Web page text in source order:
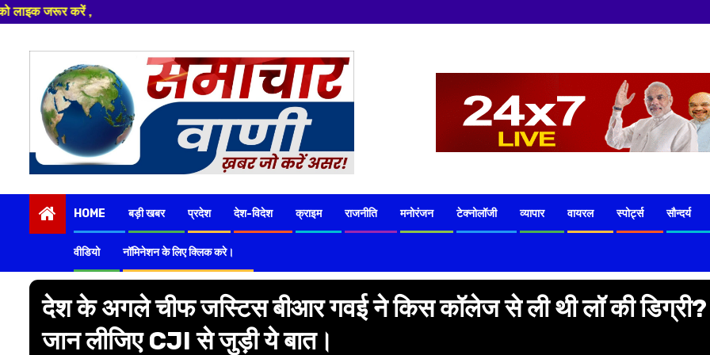
content
HOME बड़ी खबर प्रदेश देश-विदेश क्राइम राजनीति मनोरंजन टेक्नोलॉजी व्यापार वायरल स्पोर्ट्स सौन्दर्य
वीडियो नॉमिनेशन के लिए क्लिक करे।
देश के अगले चीफ जस्टिस बीआर गवई ने किस कॉलेज से ली थी लॉ की डिग्री?
जान लीजिए CJI से जुड़ी ये बात।